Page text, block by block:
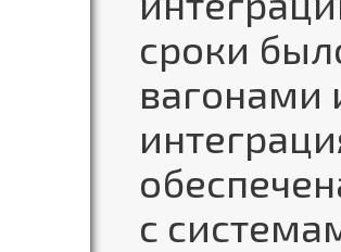
сроки
вагонами
с